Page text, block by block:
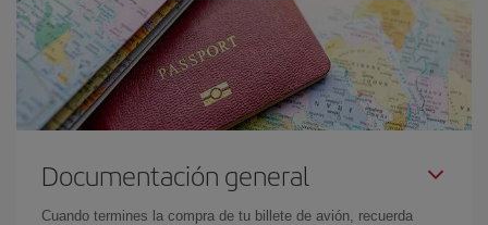
Documentación general
Cuando termines la compra de tu billete de avión, recuerda